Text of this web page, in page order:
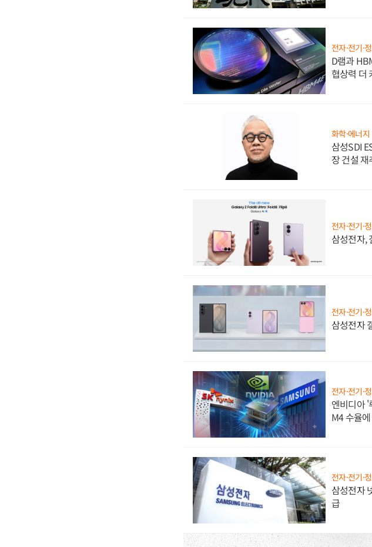
전자·전기·
D램과
협상력 더
화학·에너지
삼성SDI
장 건설
전자·전기·
삼성전자,
전자·전기·
삼성전자
전자·전기·
엔비디아 '
M4 수율
전자·전기·
삼성전자
급